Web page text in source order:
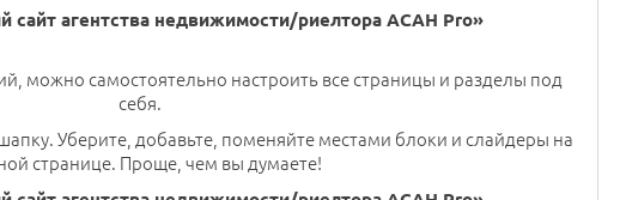
можно самостоятельно настроить все страницы и разделы под
себя.
Уберите, добавьте, поменяйте местами блоки и слайдеры на
странице. Проще, чем вы думаете!